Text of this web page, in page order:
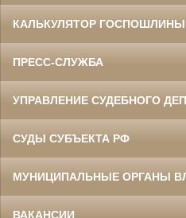
КАЛЬКУЛЯТОР ГОСПОШЛИНЫ
ПРЕСС-СЛУЖБА
УПРАВЛЕНИЕ СУДЕБНОГО
СУДЫ СУБЪЕКТА РФ
МУНИЦИПАЛЬНЫЕ ОРГАНЫ
ВАКАНСИИ